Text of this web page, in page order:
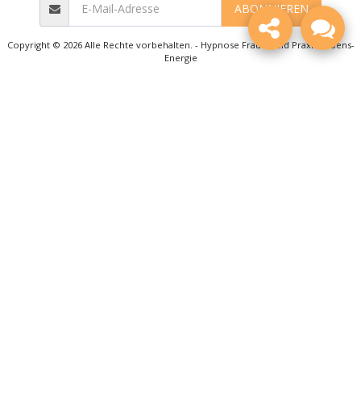
ABONNIEREN
Copyright © 2026 Alle Rechte vorbehalten. - Hypnose Frauenfeld Praxis Lebens-
Energie